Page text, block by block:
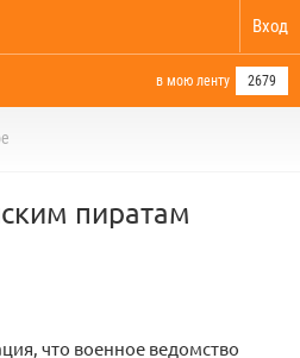
Вход
в мою ленту 2679
пиратам
что военное ведомство